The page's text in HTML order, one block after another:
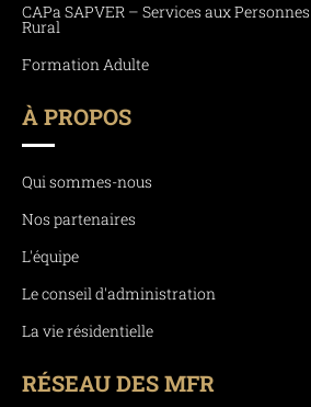
CAPa SAPVER – Services aux
Rural
Formation Adulte
À PROPOS
Qui sommes-nous
Nos partenaires
L'équipe
Le conseil d'administration
La vie résidentielle
RÉSEAU DES MFR